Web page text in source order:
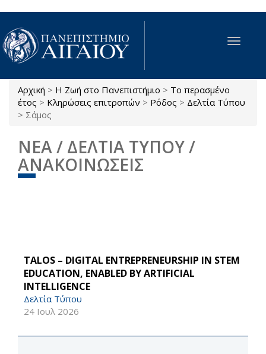
Παράκαμψη προς το κυρίως περιεχόμενο
Toggle
Είστε εδώ
Αρχική > Η Ζωή στο Πανεπιστήμιο > Το περασμένο
έτος > Κληρώσεις επιτροπών > Ρόδος > Δελτία Τύπου
> Σάμος
ΝΕΑ / ΔΕΛΤΙΑ ΤΥΠΟΥ /
ΑΝΑΚΟΙΝΩΣΕΙΣ
TALOS – DIGITAL ENTREPRENEURSHIP IN STEM
EDUCATION, ENABLED BY ARTIFICIAL
INTELLIGENCE
Δελτία Τύπου
24 Ιουλ 2026